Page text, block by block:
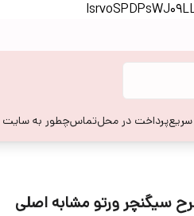
پرداخت در محلتماسچطور به سایت